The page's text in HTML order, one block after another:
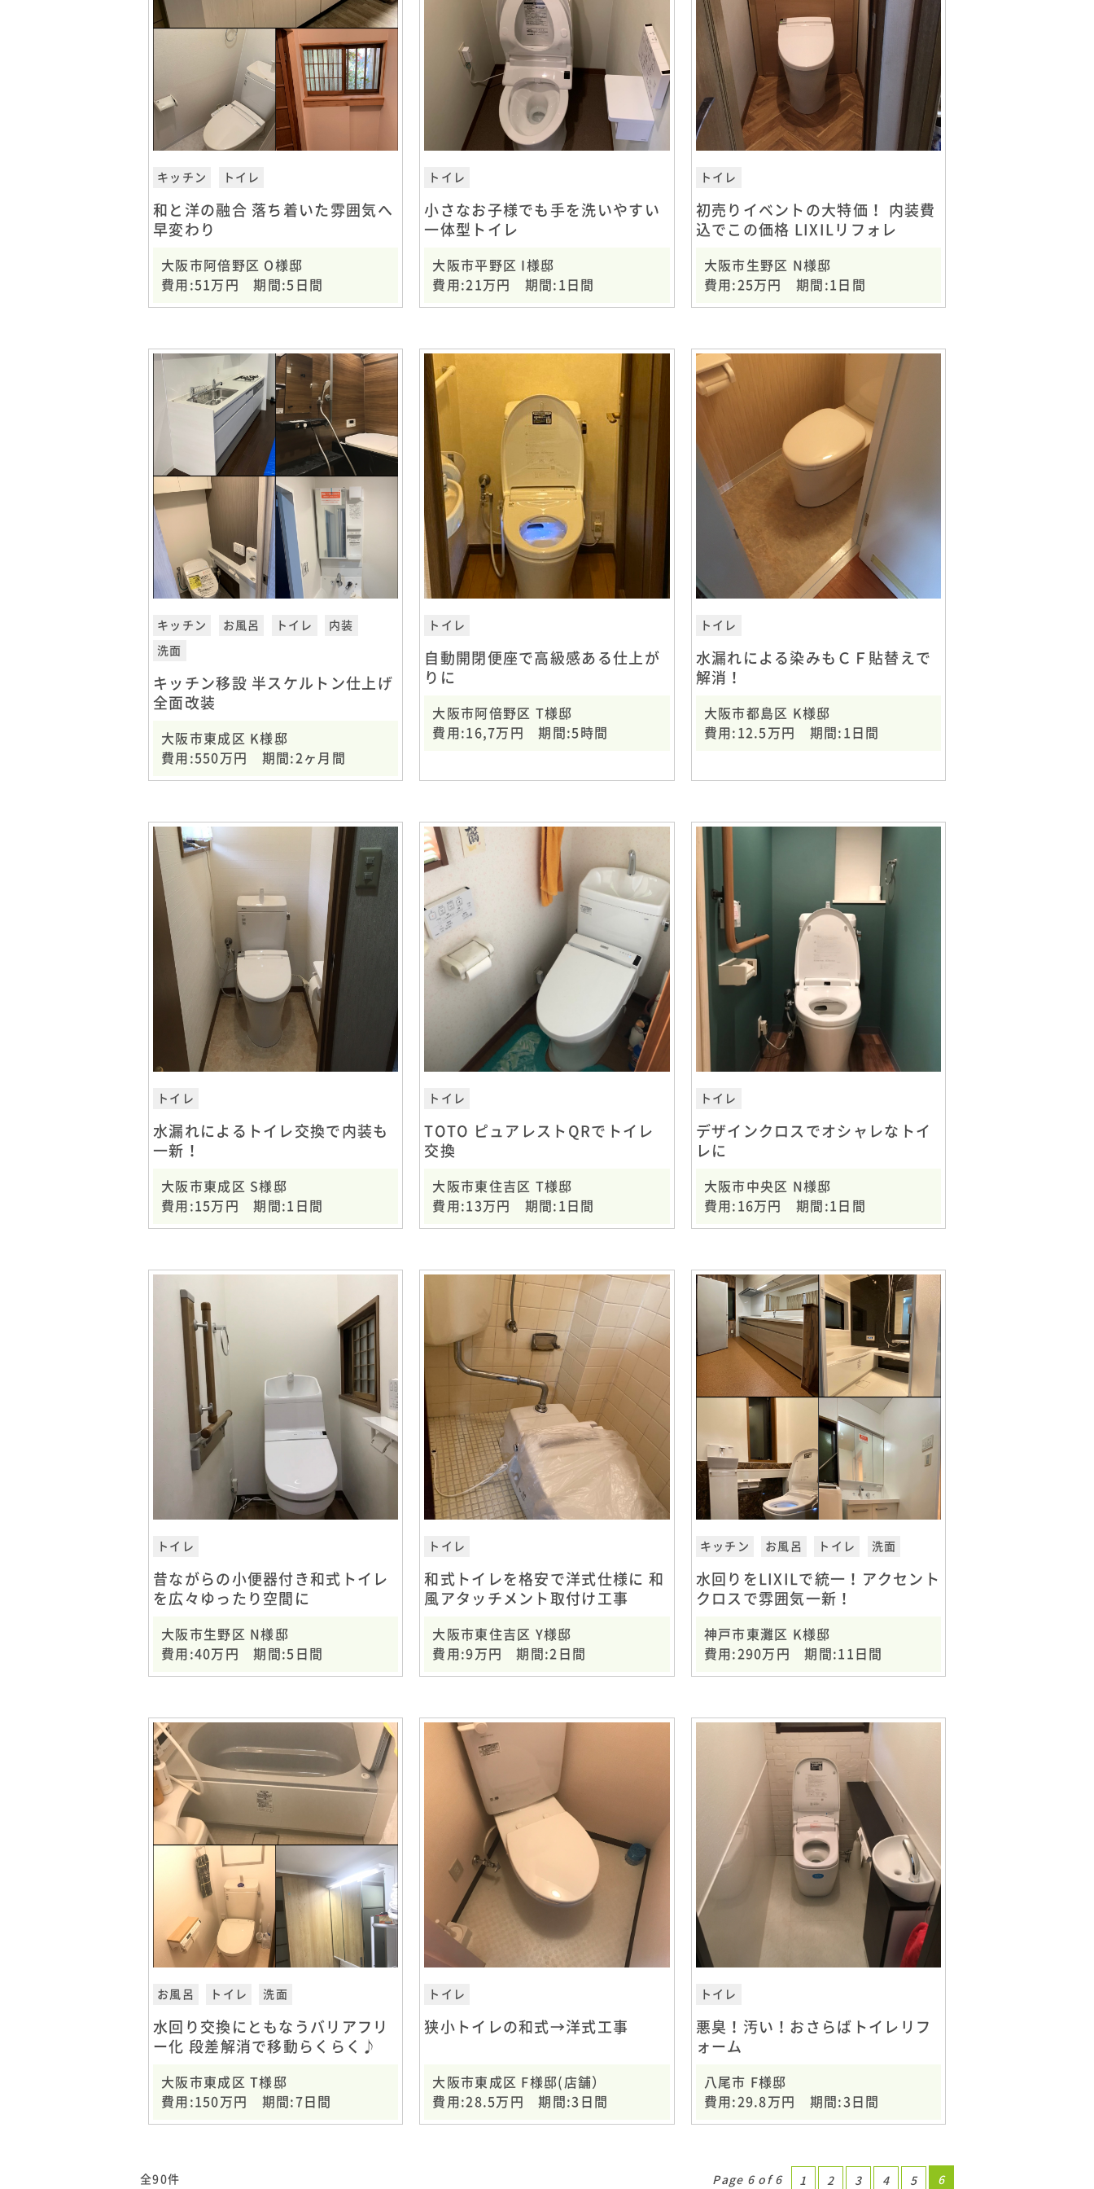
キッチン トイレ
和と洋の融合 落ち着いた雰囲気へ
早変わり
大阪市阿倍野区 O様邸
費用:51万円 期間:5日間
トイレ
小さなお子様でも手を洗いやすい
一体型トイレ
大阪市平野区 I様邸
費用:21万円 期間:1日間
トイレ
初売りイベントの大特価！ 内装費
込でこの価格 LIXILリフォレ
大阪市生野区 N様邸
費用:25万円 期間:1日間
キッチン お風呂 トイレ 内装
洗面
キッチン移設 半スケルトン仕上げ
全面改装
大阪市東成区 K様邸
費用:550万円 期間:2ヶ月間
トイレ
自動開閉便座で高級感ある仕上が
りに
大阪市阿倍野区 T様邸
費用:16,7万円 期間:5時間
トイレ
水漏れによる染みもＣＦ貼替えで
解消！
大阪市都島区 K様邸
費用:12.5万円 期間:1日間
トイレ
水漏れによるトイレ交換で内装も
一新！
大阪市東成区 S様邸
費用:15万円 期間:1日間
トイレ
TOTO ピュアレストQRでトイレ
交換
大阪市東住吉区 T様邸
費用:13万円 期間:1日間
トイレ
デザインクロスでオシャレなトイ
レに
大阪市中央区 N様邸
費用:16万円 期間:1日間
トイレ
昔ながらの小便器付き和式トイレ
を広々ゆったり空間に
大阪市生野区 N様邸
費用:40万円 期間:5日間
トイレ
和式トイレを格安で洋式仕様に 和
風アタッチメント取付け工事
大阪市東住吉区 Y様邸
費用:9万円 期間:2日間
キッチン お風呂 トイレ 洗面
水回りをLIXILで統一！アクセント
クロスで雰囲気一新！
神戸市東灘区 K様邸
費用:290万円 期間:11日間
お風呂 トイレ 洗面
水回り交換にともなうバリアフリ
ー化 段差解消で移動らくらく♪
大阪市東成区 T様邸
費用:150万円 期間:7日間
トイレ
狭小トイレの和式→洋式工事
大阪市東成区 F様邸(店舗）
費用:28.5万円 期間:3日間
トイレ
悪臭！汚い！おさらばトイレリフ
ォーム
八尾市 F様邸
費用:29.8万円 期間:3日間
全90件 Page 6 of 6 1 2 3 4 5 6